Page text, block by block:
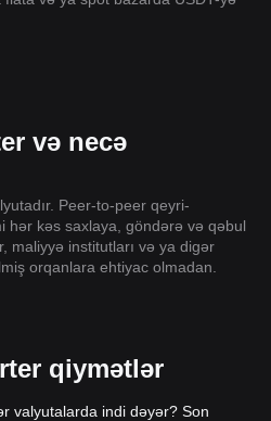
və necə
Peer-to-peer qeyri-
hər kəs saxlaya, göndərə və qəbul
maliyyə institutları və ya digər
orqanlara ehtiyac olmadan.
qiymətlər
valyutalarda indi dəyər? Son